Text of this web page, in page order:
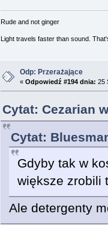
Rude and not ginger
Light travels faster than sound.
Odp: Przerażające
« Odpowiedź #194 dnia: 25
Cytat: Cezarian
Cytat:
Gdyby tak w
większe zrobili
Ale detergenty